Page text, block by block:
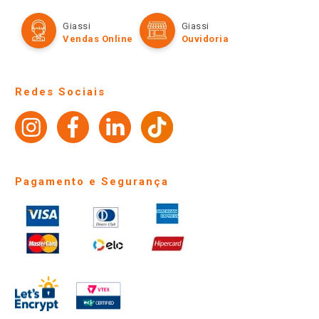
Televendas
Amigo Giassi
Perguntas frequentes
Identidade Visual
Formas de Pagamento
Políticas de entrega
Giassi
Vendas Online
Giassi
Ouvidoria
Redes Sociais
Pagamento e Segurança